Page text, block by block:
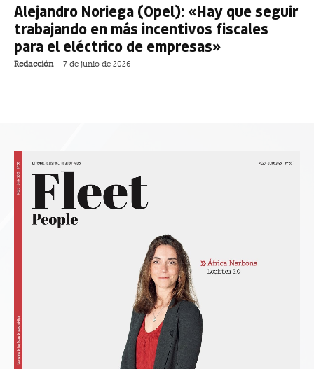
Alejandro Noriega (Opel): «Hay que seguir
trabajando en más incentivos fiscales
para el eléctrico de empresas»
Redacción - 7 de junio de 2026